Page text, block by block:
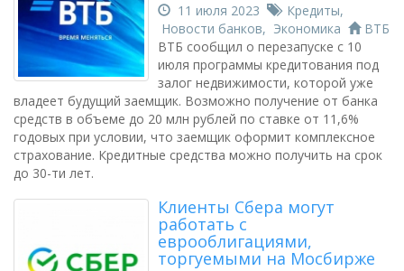
11 июля 2023 Кредиты,
Новости банков, Экономика
ВТБ
ВТБ сообщил о перезапуске с 10
июля программы кредитования под
залог недвижимости, которой уже
владеет будущий заемщик. Возможно получение от банка
средств в объеме до 20 млн рублей по ставке от 11,6%
годовых при условии, что заемщик оформит комплексное
страхование. Кредитные средства можно получить на срок
до 30-ти лет.
Клиенты Сбера могут
работать с
еврооблигациями,
торгуемыми на Мосбирже